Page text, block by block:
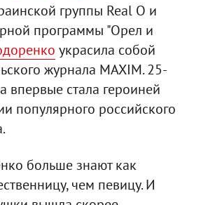
группы Real O и
программы "Орел и
украсила собой
журнала MAXIM. 25-
впервые стала героиней
популярного российского
больше знают как
чем певицу. И